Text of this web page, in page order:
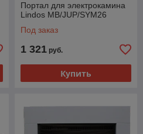
Портал для электрокамина
Lindos MB/JUP/SYM26
Под заказ
1 321 руб.
Купить